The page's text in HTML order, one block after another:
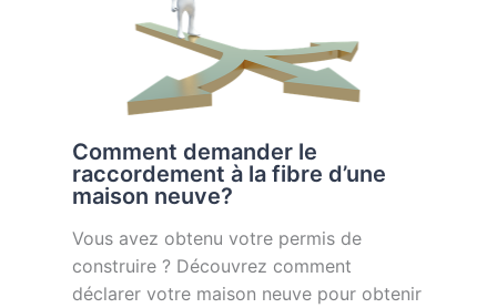
Comment demander le
raccordement à la fibre d’une
maison neuve?
Vous avez obtenu votre permis de
construire ? Découvrez comment
déclarer votre maison neuve pour obtenir